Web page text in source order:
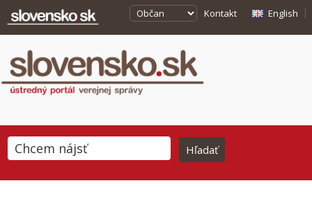
Kontakt English